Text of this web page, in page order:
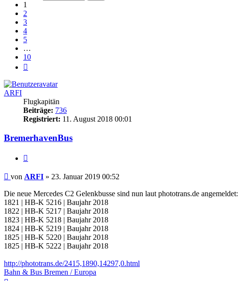
1
2
3
4
5
…
10
ARFI
Flugkapitän
Beiträge: 736
Registriert: 11. August 2018 00:01
BremerhavenBus
Ungelesener
von ARFI » 23. Januar 2019 00:52
Die neue Mercedes C2 Gelenkbusse sind nun laut phototrans.de angemeldet:
1821 | HB-K 5216 | Baujahr 2018
1822 | HB-K 5217 | Baujahr 2018
1823 | HB-K 5218 | Baujahr 2018
1824 | HB-K 5219 | Baujahr 2018
1825 | HB-K 5220 | Baujahr 2018
1825 | HB-K 5222 | Baujahr 2018
http://phototrans.de/2415,1890,14297,0.html
Bahn & Bus Bremen / Europa